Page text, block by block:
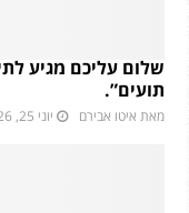
שלום עליכם מגיע
תועים”.
מאת איטו אבירם יוני 25, 2026